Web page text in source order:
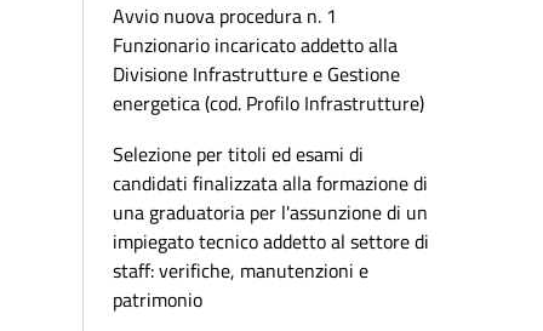
Avvio nuova procedura n. 1
Funzionario incaricato addetto alla
Divisione Infrastrutture e Gestione
energetica (cod. Profilo Infrastrutture)
Selezione per titoli ed esami di
candidati finalizzata alla formazione di
una graduatoria per l'assunzione di un
impiegato tecnico addetto al settore di
staff: verifiche, manutenzioni e
patrimonio